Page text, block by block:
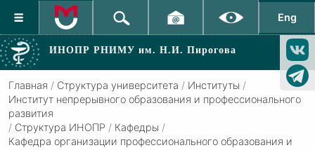
Eng
ИНОПР РНИМУ им. Н.И. Пирогова
Главная / Структура университета / Институты /
Институт непрерывного образования и профессионального
развития
/ Структура ИНОПР / Кафедры /
Кафедра организации профессионального образования и